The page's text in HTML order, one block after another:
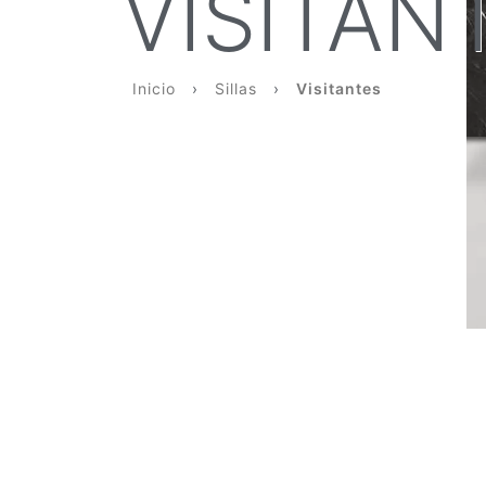
Inicio › Sillas › Visitantes